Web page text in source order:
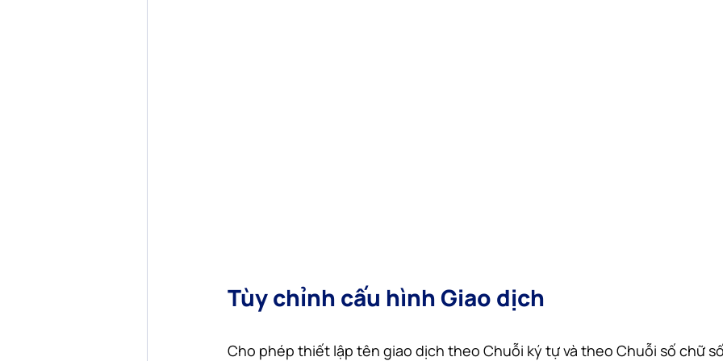
Tùy chỉnh cấu hình Giao dịch
Cho phép thiết lập tên giao dịch theo Chuỗi ký tự và theo Chuỗi số chữ